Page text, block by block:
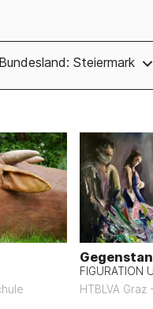
Bundesland: Steiermark
FIGURATION
HTBLVA